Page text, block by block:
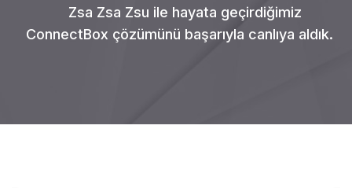
Zsa Zsa Zsu ile hayata geçirdiğimiz
ConnectBox çözümünü başarıyla canlıya aldık.